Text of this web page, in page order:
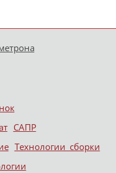
САПР
Технологии сборки